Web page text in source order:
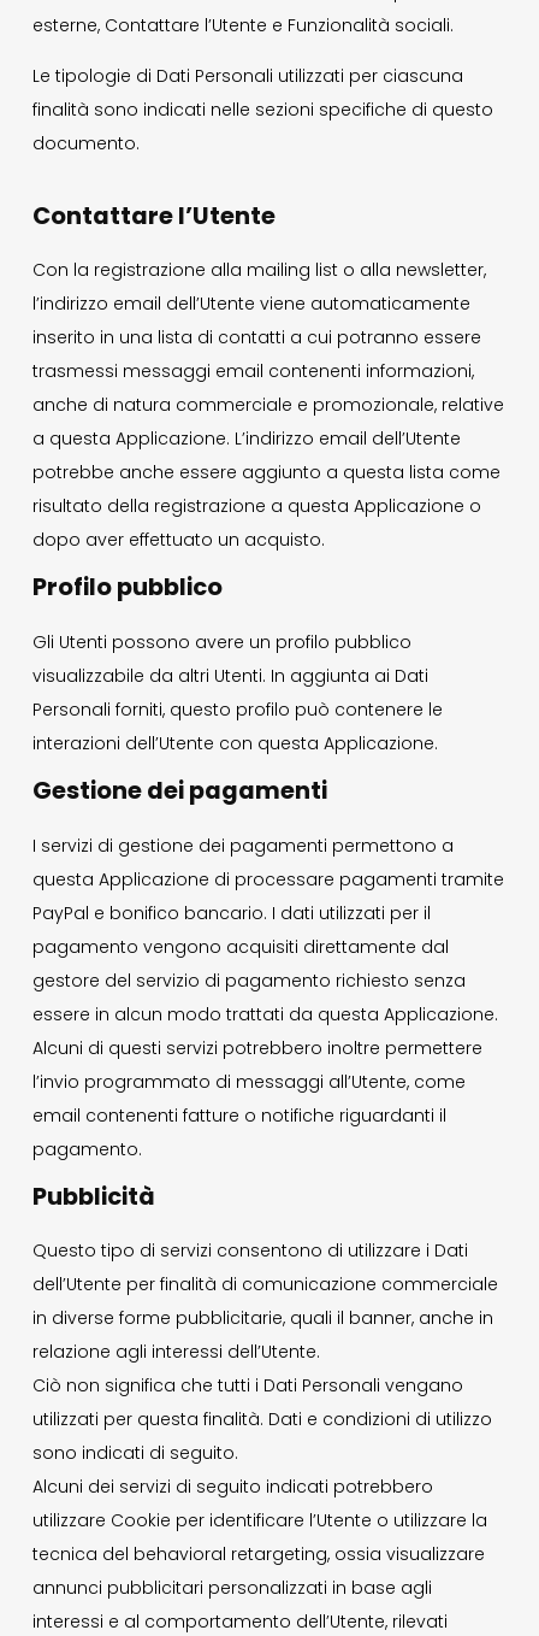
esterne, Contattare l’Utente e Funzionalità sociali.
Le tipologie di Dati Personali utilizzati per ciascuna
finalità sono indicati nelle sezioni specifiche di questo
documento.
Contattare l’Utente
Con la registrazione alla mailing list o alla newsletter,
l’indirizzo email dell’Utente viene automaticamente
inserito in una lista di contatti a cui potranno essere
trasmessi messaggi email contenenti informazioni,
anche di natura commerciale e promozionale, relative
a questa Applicazione. L’indirizzo email dell’Utente
potrebbe anche essere aggiunto a questa lista come
risultato della registrazione a questa Applicazione o
dopo aver effettuato un acquisto.
Profilo pubblico
Gli Utenti possono avere un profilo pubblico
visualizzabile da altri Utenti. In aggiunta ai Dati
Personali forniti, questo profilo può contenere le
interazioni dell’Utente con questa Applicazione.
Gestione dei pagamenti
I servizi di gestione dei pagamenti permettono a
questa Applicazione di processare pagamenti tramite
PayPal e bonifico bancario. I dati utilizzati per il
pagamento vengono acquisiti direttamente dal
gestore del servizio di pagamento richiesto senza
essere in alcun modo trattati da questa Applicazione.
Alcuni di questi servizi potrebbero inoltre permettere
l’invio programmato di messaggi all’Utente, come
email contenenti fatture o notifiche riguardanti il
pagamento.
Pubblicità
Questo tipo di servizi consentono di utilizzare i Dati
dell’Utente per finalità di comunicazione commerciale
in diverse forme pubblicitarie, quali il banner, anche in
relazione agli interessi dell’Utente.
Ciò non significa che tutti i Dati Personali vengano
utilizzati per questa finalità. Dati e condizioni di utilizzo
sono indicati di seguito.
Alcuni dei servizi di seguito indicati potrebbero
utilizzare Cookie per identificare l’Utente o utilizzare la
tecnica del behavioral retargeting, ossia visualizzare
annunci pubblicitari personalizzati in base agli
interessi e al comportamento dell’Utente, rilevati